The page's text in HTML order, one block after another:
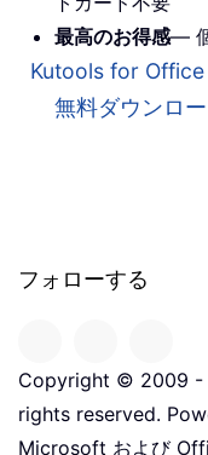
最高のお得感—
Kutools for Office
無料ダウンロー
フォローする
Copyright © 2009 -
rights reserved.
Microsoft および